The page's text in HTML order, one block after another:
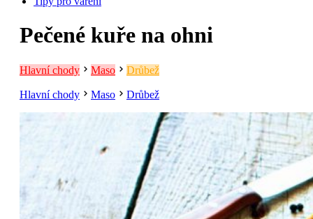
Pečené kuře na ohni
Hlavní chody Maso Drůbež
Hlavní chody Maso Drůbež